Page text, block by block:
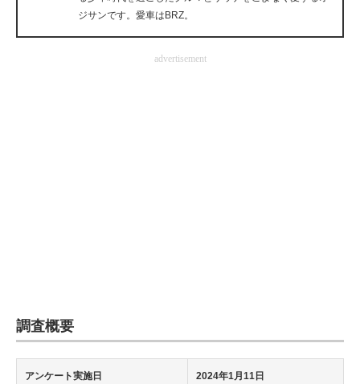
製造業のIT導入・活用を支援
ジサンです。愛車はBRZ。
advertisement
調査概要
アンケート実施日 2024年1月11日